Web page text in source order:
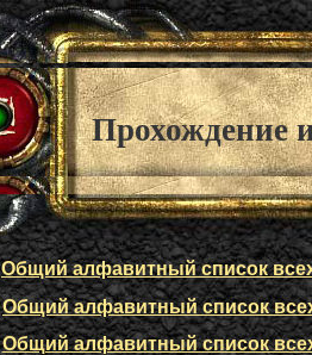
Прохождение
Общий алфавитный список
Общий алфавитный список
Общий алфавитный список